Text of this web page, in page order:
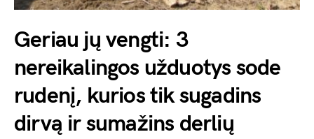
Geriau jų vengti: 3
nereikalingos užduotys sode
rudenį, kurios tik sugadins
dirvą ir sumažins derlių